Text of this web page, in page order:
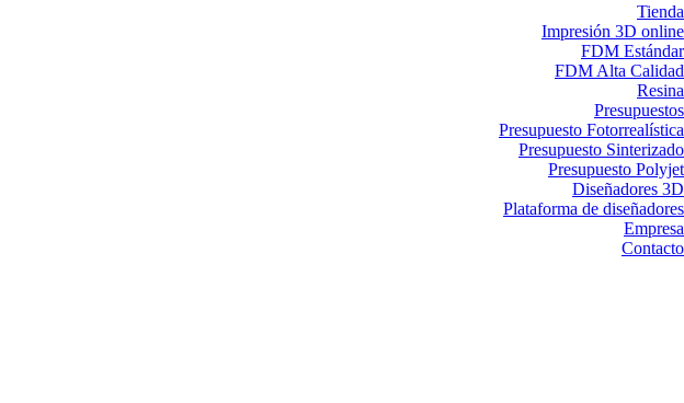
Tienda
Impresión 3D online
FDM Estándar
FDM Alta Calidad
Resina
Presupuestos
Presupuesto Fotorrealística
Presupuesto Sinterizado
Presupuesto Polyjet
Diseñadores 3D
Plataforma de diseñadores
Empresa
Contacto